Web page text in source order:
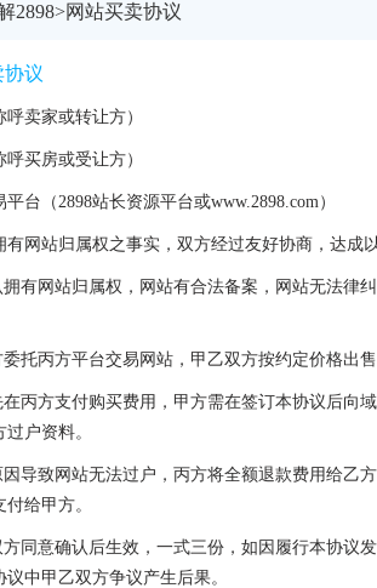
2898>网站买卖协议
协议
呼卖家或转让方）
买房或受让方）
台（2898站长资源平台或www.2898.com）
有网站归属权之事实，双方经过友好协商，达成
拥有网站归属权，网站有合法备案，网站无法律
托丙方平台交易网站，甲乙双方按约定价格出
丙方支付购买费用，甲方需在签订本协议后向
户资料。
导致网站无法过户，丙方将全额退款费用给乙
给甲方。
同意确认后生效，一式三份，如因履行本协议
中甲乙双方争议产生后果。